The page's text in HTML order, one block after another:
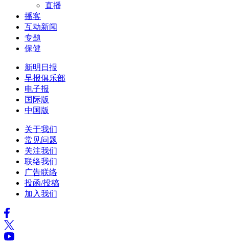
直播
播客
互动新闻
专题
保健
新明日报
早报俱乐部
电子报
国际版
中国版
关于我们
常见问题
关注我们
联络我们
广告联络
投函/投稿
加入我们